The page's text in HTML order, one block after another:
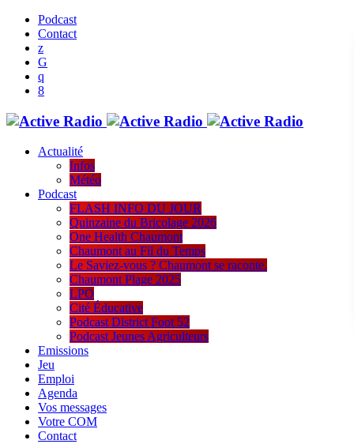
Podcast
Contact
Actualité
Infos
Météo
Podcast
FLASH INFO DU JOUR
Quinzaine du Bricolage 2026
One Health Chaumont
Chaumont au Fil du Temps
Le Saviez-vous ? Chaumont se raconte.
Chaumont Plage 2025
LPO
Cité Éducative
Podcast District Foot 52
Podcast Jeunes Agriculteurs
Emissions
Jeu
Emploi
Agenda
Vos messages
Votre COM
Contact